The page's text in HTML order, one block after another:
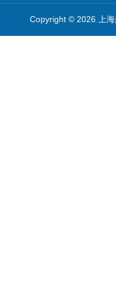
Copyright © 2026 上